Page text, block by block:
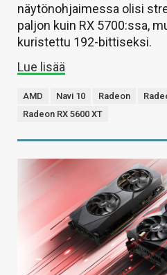
näytönohjaimessa olisi
paljon kuin RX 5700:ssa,
kuristettu 192-bittiseksi.
Lue lisää
AMD Navi 10 Radeon
Radeon RX 5600 XT